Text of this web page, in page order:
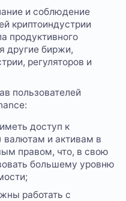
и соблюдение
криптоиндустрии
продуктивного
другие биржи,
регуляторов и
пользователей
доступ к
и активам в
правом, что, в свою
большему уровню
работать с